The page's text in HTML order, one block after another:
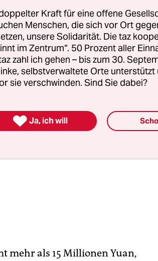
dafür, Einspruch einlegen zu
Ai Weiwei: "Wir haben nicht allzu
mehr als 15 Millionen Yuan,
Kraft für eine offene
Menschen, die sich vor Ort
unsere Solidarität. Die taz
im Zentrum“. 50 Prozent aller
zahl ich gehen – bis zum 30.
selbstverwaltete Orte
sie verschwinden. Sind Sie dabei?
 Ja, ich will